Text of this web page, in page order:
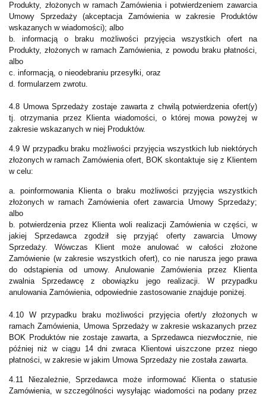
Produkty, złożonych w ramach Zamówienia i potwierdzeniem zawarcia
Umowy Sprzedaży (akceptacja Zamówienia w zakresie Produktów
wskazanych w wiadomości); albo
b. informacją o braku możliwości przyjęcia wszystkich ofert na
Produkty, złożonych w ramach Zamówienia, z powodu braku płatności,
albo
c. informacją, o nieodebraniu przesyłki, oraz
d. formularzem zwrotu.
4.8 Umowa Sprzedaży zostaje zawarta z chwilą potwierdzenia ofert(y)
tj. otrzymania przez Klienta wiadomości, o której mowa powyżej w
zakresie wskazanych w niej Produktów.
4.9 W przypadku braku możliwości przyjęcia wszystkich lub niektórych
złożonych w ramach Zamówienia ofert, BOK skontaktuje się z Klientem
w celu:
a. poinformowania Klienta o braku możliwości przyjęcia wszystkich
złożonych w ramach Zamówienia ofert zawarcia Umowy Sprzedaży;
albo
b. potwierdzenia przez Klienta woli realizacji Zamówienia w części, w
jakiej Sprzedawca zgodził się przyjąć oferty zawarcia Umowy
Sprzedaży. Wówczas Klient może anulować w całości złożone
Zamówienie (w zakresie wszystkich ofert), co nie narusza jego prawa
do odstąpienia od umowy. Anulowanie Zamówienia przez Klienta
zwalnia Sprzedawcę z obowiązku jego realizacji. W przypadku
anulowania Zamówienia, odpowiednie zastosowanie znajduje poniżej.
4.10 W przypadku braku możliwości przyjęcia ofert/y złożonych w
ramach Zamówienia, Umowa Sprzedaży w zakresie wskazanych przez
BOK Produktów nie zostaje zawarta, a Sprzedawca niezwłocznie, nie
później niż w ciągu 14 dni zwraca Klientowi uiszczone przez niego
płatności, w zakresie w jakim Umowa Sprzedaży nie została zawarta.
4.11 Niezależnie, Sprzedawca może informować Klienta o statusie
Zamówienia, w szczególności wysyłając wiadomości na podany przez